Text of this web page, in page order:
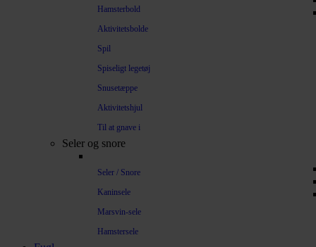
Hamsterbold
Aktivitetsbolde
Spil
Spiseligt legetøj
Snusetæppe
Aktivitetshjul
Til at gnave i
Seler og snore
Seler / Snore
Kaninsele
Marsvin-sele
Hamstersele